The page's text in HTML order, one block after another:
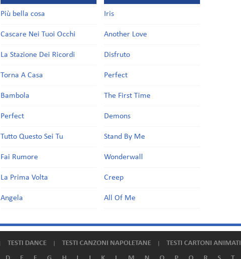
Più bella cosa
Cascare Nei Tuoi Occhi
La Stazione Dei Ricordi
Torna A Casa
Bambola
Perfect
Tutto Questo Sei Tu
Fai Rumore
La Prima Volta
Angela
Iris
Another Love
Disfruto
Perfect
The First Time
Demons
Stand By Me
Wonderwall
Creep
All Of Me
TESTI DANCE TESTI CANZONI NAPOLETANE TESTI CARTONI ANIMATI